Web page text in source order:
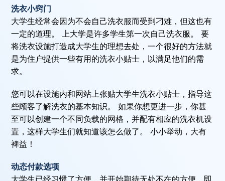
洗衣小窍门
大学生经常会因为不会自己洗衣服而受到刁难，但这也有
一定的道理。 上大学是许多学生第一次自己洗衣服。 要
将洗衣设施打造成大学生的理想去处，一个很好的方法就
是为住户提供一些有用的洗衣小贴士，以满足他们的需
求。
您可以在设施内和网站上张贴大学生洗衣小贴士，指导这
些顾客了解洗衣的基本知识。 如果你想更进一步，你甚
至可以创建一个不同负载的网格，并配有相应的洗衣机设
置，这样大学生们就知道该怎么做了。 小小举动，大有
裨益！
动态付款选项